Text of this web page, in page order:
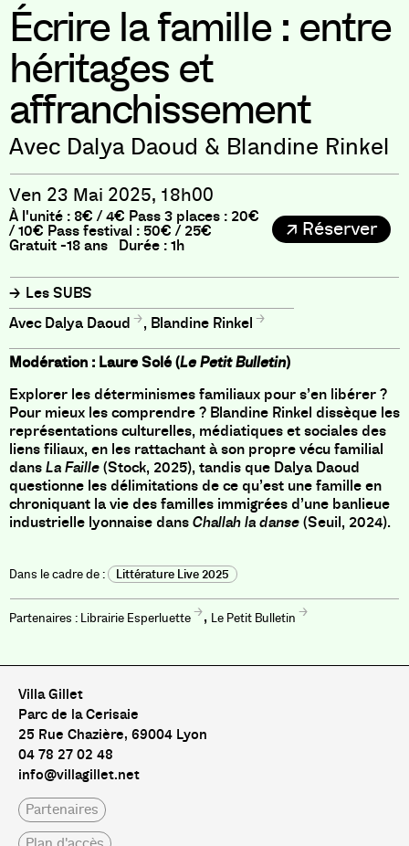
Écrire la famille : entre
héritages et
affranchissement
Avec Dalya Daoud & Blandine Rinkel
Ven 23 Mai 2025, 18h00
À l'unité : 8€ / 4€ Pass 3 places : 20€
/ 10€ Pass festival : 50€ / 25€
Gratuit -18 ans Durée : 1h
Réserver
Les SUBS
Dalya Daoud
, Blandine Rinkel
Modération : Laure Solé (LePetit Bulletin)
Explorer les déterminismes familiaux pour s’en libérer ?
Pour mieux les comprendre ? Blandine Rinkel dissèque les
représentations culturelles, médiatiques et sociales des
liens filiaux, en les rattachant à son propre vécu familial
dansLa Faille(Stock, 2025), tandis que Dalya Daoud
questionne les délimitations de ce qu’est une famille en
chroniquant la vie des familles immigrées d’une banlieue
industrielle lyonnaise dansChallah la danse(Seuil, 2024).
Littérature Live 2025
Librairie Esperluette , Le Petit Bulletin
Villa Gillet
Parc de la Cerisaie
25 Rue Chazière, 69004 Lyon
04 78 27 02 48
info@villagillet.net
Partenaires